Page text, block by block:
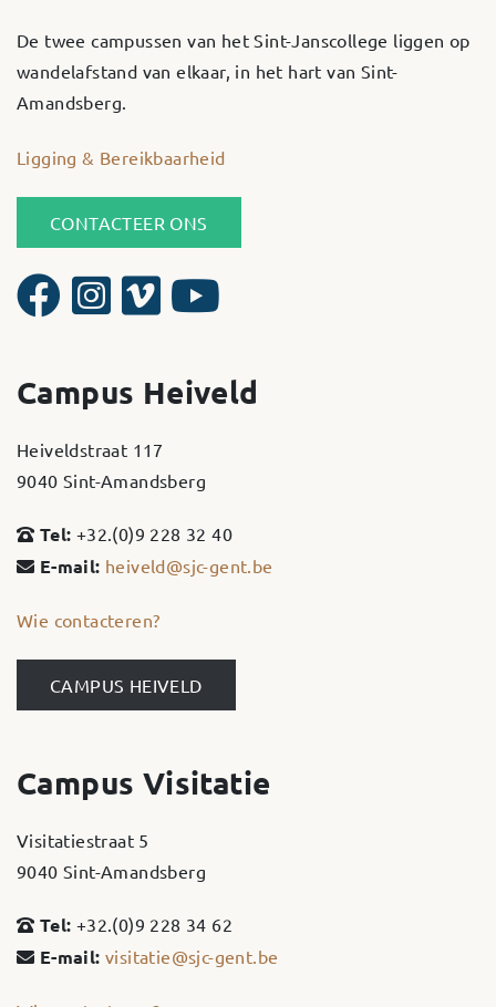
De twee campussen van het Sint-Janscollege liggen op
wandelafstand van elkaar, in het hart van Sint-
Amandsberg.
Ligging & Bereikbaarheid
CONTACTEER ONS
Campus Heiveld
Heiveldstraat 117
9040 Sint-Amandsberg
Tel: +32.(0)9 228 32 40
E-mail: heiveld@sjc-gent.be
Wie contacteren?
CAMPUS HEIVELD
Campus Visitatie
Visitatiestraat 5
9040 Sint-Amandsberg
Tel: +32.(0)9 228 34 62
E-mail: visitatie@sjc-gent.be